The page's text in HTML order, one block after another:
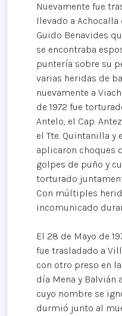
Nuevamente fue
llevado a
Guido Benavides
se encontraba
puntería sobre su
varias heridas de
nuevamente a
de 1972 fue
Antelo, el Cap.
el Tte. Quintanilla y
aplicaron choques
golpes de puño y
torturado
Con múltiples
incomunicado
El 28 de Mayo de
fue trasladado a
con otro preso en
día Mena y Balvián
cuyo nombre se
durmió junto al